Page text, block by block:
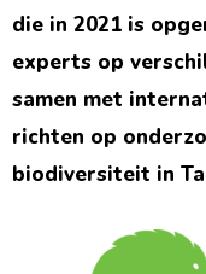
die in 2021 is
experts op
samen met
richten op
biodiversiteit in